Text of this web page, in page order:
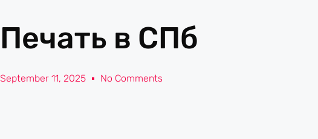
Печать в СПб
September 11, 2025 No Comments